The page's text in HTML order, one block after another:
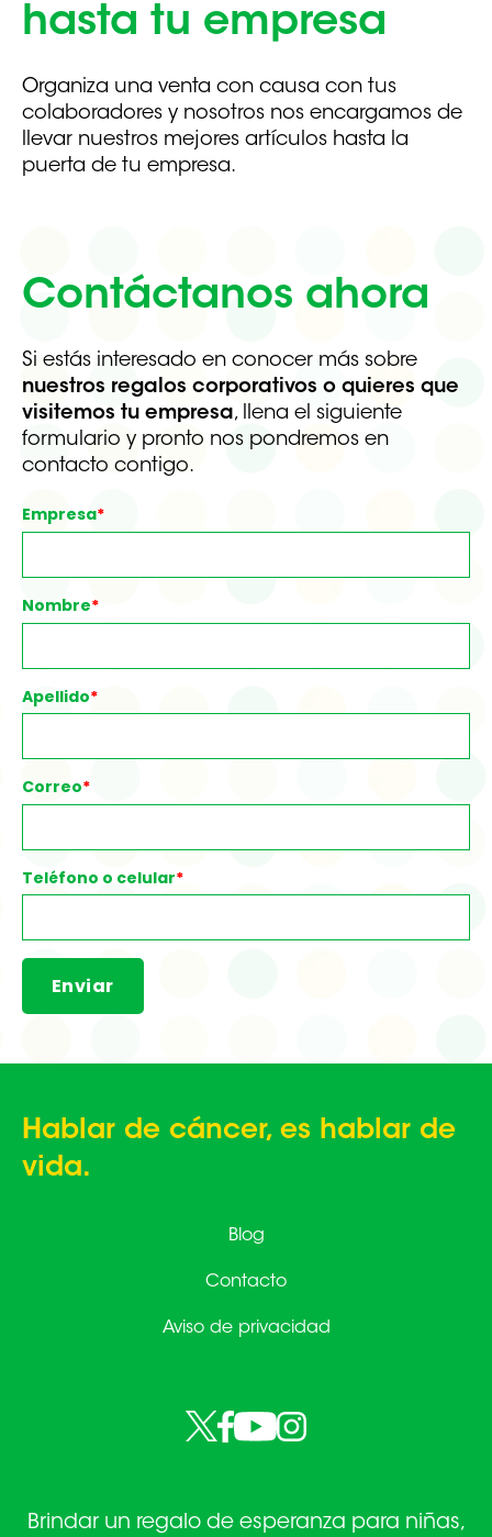
hasta tu empresa
Organiza una venta con causa con tus
colaboradores y nosotros nos encargamos de
llevar nuestros mejores artículos hasta la
puerta de tu empresa.
Contáctanos ahora
Si estás interesado en conocer más sobre
nuestros regalos corporativos o quieres que
visitemos tu empresa, llena el siguiente
formulario y pronto nos pondremos en
contacto contigo.
Empresa*
Nombre*
Apellido*
Correo*
Teléfono o celular*
Hablar de cáncer, es hablar de
vida.
Blog
Contacto
Aviso de privacidad
Brindar un regalo de esperanza para niñas,